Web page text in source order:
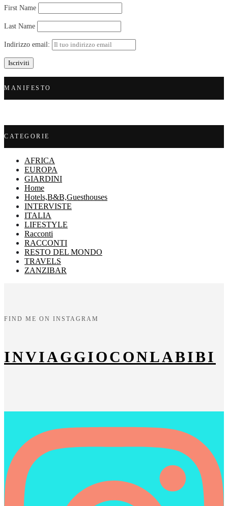
First Name
Last Name
Indirizzo email:
MANIFESTO
CATEGORIE
AFRICA
EUROPA
GIARDINI
Home
Hotels,B&B,Guesthouses
INTERVISTE
ITALIA
LIFESTYLE
Racconti
RACCONTI
RESTO DEL MONDO
TRAVELS
ZANZIBAR
FIND ME ON INSTAGRAM
INVIAGGIOCONLABIBI